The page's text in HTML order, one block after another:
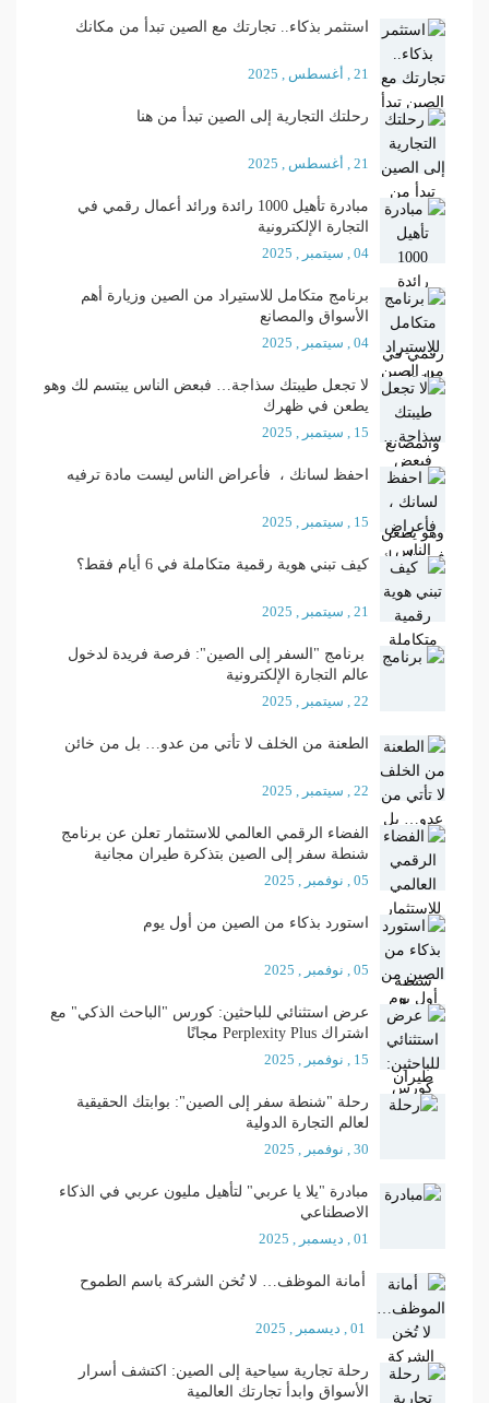
استثمر بذكاء.. تجارتك مع الصين تبدأ من مكانك
21 , أغسطس , 2025
رحلتك التجارية إلى الصين تبدأ من هنا
21 , أغسطس , 2025
مبادرة تأهيل 1000 رائدة ورائد أعمال رقمي في
التجارة الإلكترونية
04 , سيتمبر , 2025
برنامج متكامل للاستيراد من الصين وزيارة أهم
الأسواق والمصانع
04 , سيتمبر , 2025
لا تجعل طيبتك سذاجة… فبعض الناس يبتسم لك وهو
يطعن في ظهرك
15 , سيتمبر , 2025
احفظ لسانك ، فأعراض الناس ليست مادة ترفيه
15 , سيتمبر , 2025
كيف تبني هوية رقمية متكاملة في 6 أيام فقط؟
21 , سيتمبر , 2025
برنامج "السفر إلى الصين": فرصة فريدة لدخول
عالم التجارة الإلكترونية
22 , سيتمبر , 2025
الطعنة من الخلف لا تأتي من عدو… بل من خائن
22 , سيتمبر , 2025
الفضاء الرقمي العالمي للاستثمار تعلن عن برنامج
شنطة سفر إلى الصين بتذكرة طيران مجانية
05 , نوفمبر , 2025
استورد بذكاء من الصين من أول يوم
05 , نوفمبر , 2025
عرض استثنائي للباحثين: كورس "الباحث الذكي" مع
اشتراك Perplexity Plus مجانًا
15 , نوفمبر , 2025
رحلة "شنطة سفر إلى الصين": بوابتك الحقيقية
لعالم التجارة الدولية
30 , نوفمبر , 2025
مبادرة "يلا يا عربي" لتأهيل مليون عربي في الذكاء
الاصطناعي
01 , ديسمبر , 2025
أمانة الموظف… لا تُخن الشركة باسم الطموح
01 , ديسمبر , 2025
رحلة تجارية سياحية إلى الصين: اكتشف أسرار
الأسواق وابدأ تجارتك العالمية